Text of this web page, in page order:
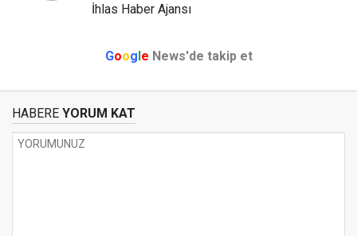
İhlas Haber Ajansı
Google News'de takip et
HABERE YORUM KAT